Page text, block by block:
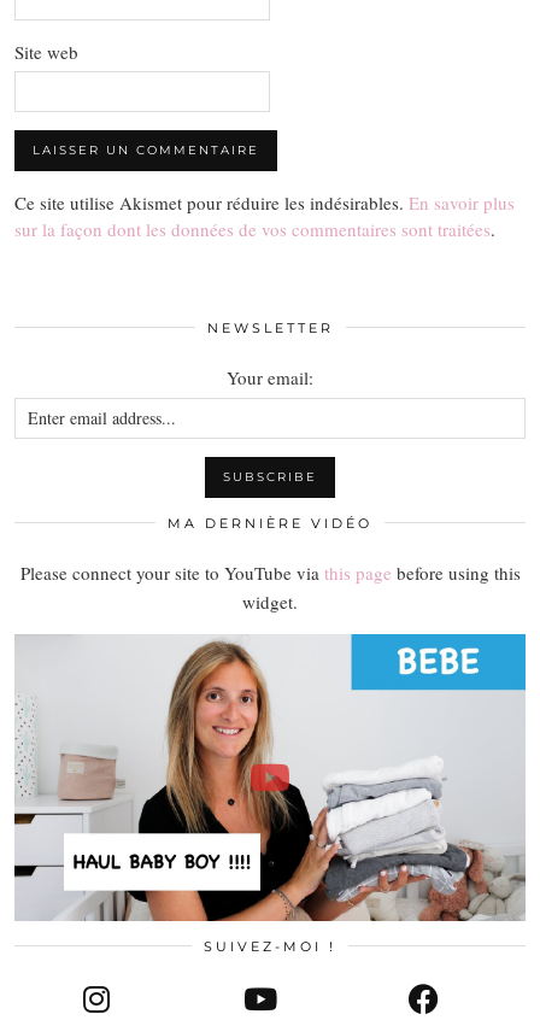
Site web
Ce site utilise Akismet pour réduire les indésirables. En savoir plus
sur la façon dont les données de vos commentaires sont traitées.
NEWSLETTER
Your email:
MA DERNIÈRE VIDÉO
Please connect your site to YouTube via this page before using this
widget.
SUIVEZ-MOI !